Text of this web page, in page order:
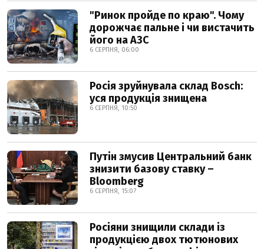
"Ринок пройде по краю". Чому
дорожчає пальне і чи вистачить
його на АЗС
6 СЕРПНЯ, 06:00
Росія зруйнувала склад Bosch:
уся продукція знищена
6 СЕРПНЯ, 10:50
Путін змусив Центральний банк
знизити базову ставку –
Bloomberg
6 СЕРПНЯ, 15:07
Росіяни знищили склади із
продукцією двох тютюнових